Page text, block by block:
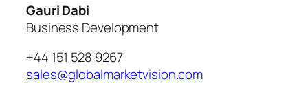
Gauri Dabi
Business Development
+44 151 528 9267
sales@globalmarketvision.com